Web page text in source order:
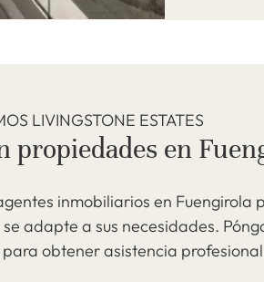
LIVINGSTONE ESTATES
propiedades en
inmobiliarios en Fuengirola
adapte a sus necesidades.
para obtener asistencia